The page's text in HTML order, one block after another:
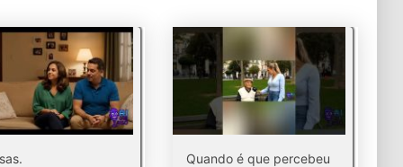
Quando é que percebeu